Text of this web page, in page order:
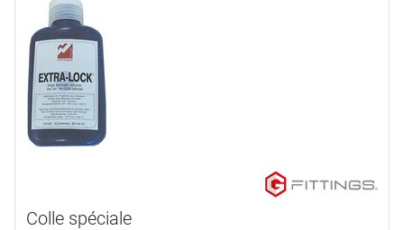
Colle spéciale